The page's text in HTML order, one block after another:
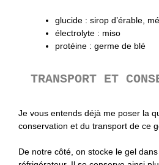
glucide : sirop d’érable,
électrolyte : miso
protéine : germe de blé
TRANSPORT ET
Je vous entends déjà me poser la
conservation et du transport de ce
De notre côté, on stocke le gel